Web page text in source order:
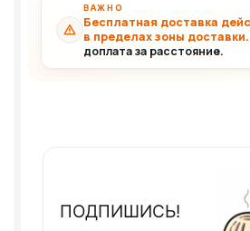
ВАЖНО
Бесплатная доставка
в пределах зоны доставки.
доплата за расстояние.
ПОДПИШИСЬ!